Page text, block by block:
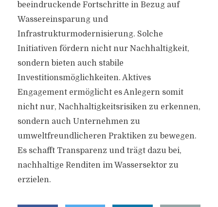
beeindruckende Fortschritte in Bezug auf
Wassereinsparung und
Infrastrukturmodernisierung. Solche
Initiativen fördern nicht nur Nachhaltigkeit,
sondern bieten auch stabile
Investitionsmöglichkeiten. Aktives
Engagement ermöglicht es Anlegern somit
nicht nur, Nachhaltigkeitsrisiken zu erkennen,
sondern auch Unternehmen zu
umweltfreundlicheren Praktiken zu bewegen.
Es schafft Transparenz und trägt dazu bei,
nachhaltige Renditen im Wassersektor zu
erzielen.